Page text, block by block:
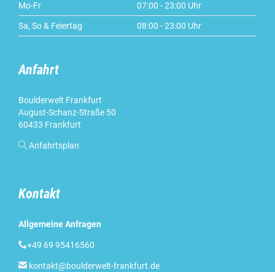
Mo-Fr 07:00 - 23:00 Uhr
Sa, So & Feiertag 08:00 - 23:00 Uhr
Anfahrt
Boulderwelt Frankfurt
August-Schanz-Straße 50
60433 Frankfurt
 Anfahrtsplan
Kontakt
Allgemeine Anfragen
+49 69 95416560
 kontakt@boulderwelt-frankfurt.de